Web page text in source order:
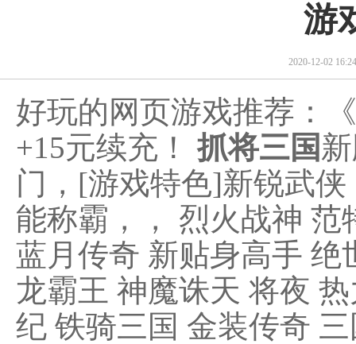
游
2020-12-02
好玩的网页游戏推荐：《
+15元续充！ 抓将三国
门，[游戏特色]新锐武
能称霸，， 烈火战神 范
蓝月传奇 新贴身高手 绝
龙霸王 神魔诛天 将夜
纪 铁骑三国 金装传奇